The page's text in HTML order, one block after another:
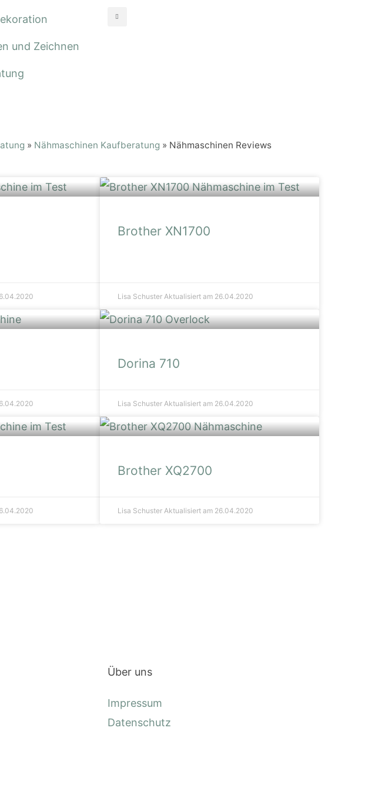
und Zeichnen
» Nähmaschinen Kaufberatung » Nähmaschinen Reviews
Brother XN1700
Lisa Schuster Aktualisiert am 26.04.2020
Dorina 710
Lisa Schuster Aktualisiert am 26.04.2020
Brother XQ2700
Lisa Schuster Aktualisiert am 26.04.2020
Über uns
Impressum
Datenschutz